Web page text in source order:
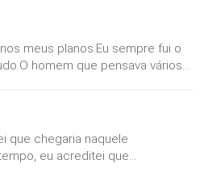
tarde”.
meus planos.Eu sempre fui o
homem que pensava vários
aquilo que eu achava
mim.Mas agora eu entendia
porque Adrian era mais
algo que eu nunca consegui
que chegaria naquele
eu acreditei que